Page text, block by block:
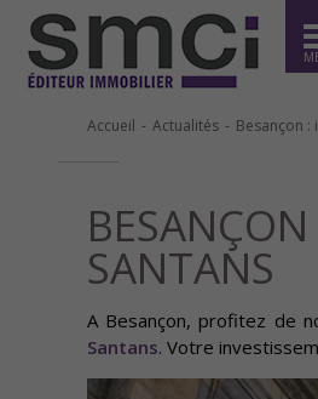
Accueil Actualités Besançon :
SANTANS
A Besançon, profitez de
Santans. Votre